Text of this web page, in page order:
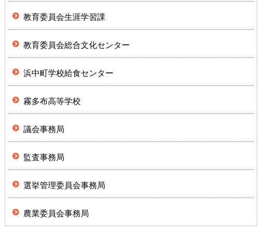
教育委員会生涯学習課
教育委員会総合文化センター
浜中町学校給食センター
霧多布高等学校
議会事務局
監査事務局
選挙管理委員会事務局
農業委員会事務局